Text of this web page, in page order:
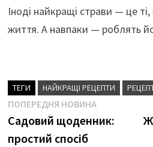
Іноді найкращі страви — це
життя. А навпаки — роблять
ТЕГИ НАЙКРАЩІ РЕЦЕПТИ
Навігація
записів
ПОПЕРЕДНЯ НОВИНАПопередня
новина
Садовий щоденник:
простий спосіб